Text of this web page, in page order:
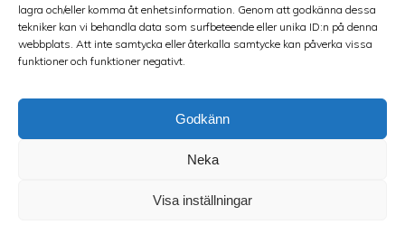
lagra och/eller komma åt enhetsinformation. Genom att godkänna dessa
tekniker kan vi behandla data som surfbeteende eller unika ID:n på denna
webbplats. Att inte samtycka eller återkalla samtycke kan påverka vissa
funktioner och funktioner negativt.
Godkänn
Neka
Visa inställningar
Integritetspolicy
©2026 Spakarps plantskola